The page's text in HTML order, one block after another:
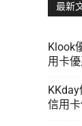
最新
Klook
用卡
信用